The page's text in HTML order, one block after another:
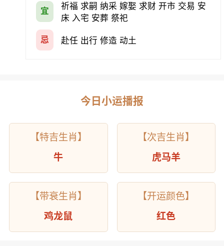
宜
祈福 求嗣 纳采 嫁娶 求财 开市 交易 安
床 入宅 安葬 祭祀
忌 赴任 出行 修造 动土
今日小运播报
【特吉生肖】
牛
【次吉生肖】
虎马羊
【带衰生肖】
鸡龙鼠
【开运颜色】
红色